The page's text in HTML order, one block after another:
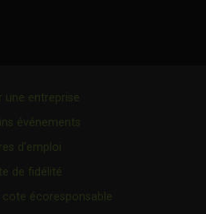
s'ouvrira dans une nouvelle fenêtre"
lien s'ouvrira dans une nouvelle
une entreprise
événements
d’emploi
de fidélité
cote écoresponsable